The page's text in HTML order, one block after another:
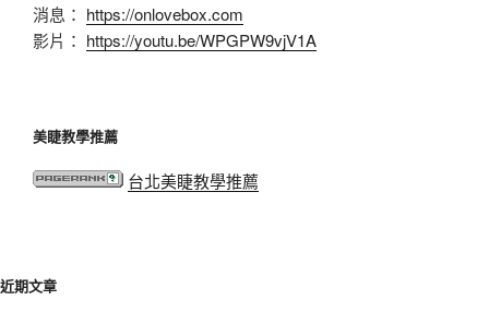
消息： https://onlovebox.com
影片： https://youtu.be/WPGPW9vjV1A
美睫教學推薦
台北美睫教學推薦
近期文章